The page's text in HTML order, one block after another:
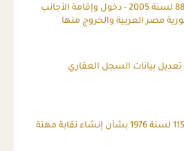
القانون رقم 88 لسنة 2005 - دخول وإقامة الأجانب
مصر العربية والخروج منها
بيانات السجل العقاري
القانون رقم 115 لسنة 1976 بشأن إنشاء نقابة مهنة